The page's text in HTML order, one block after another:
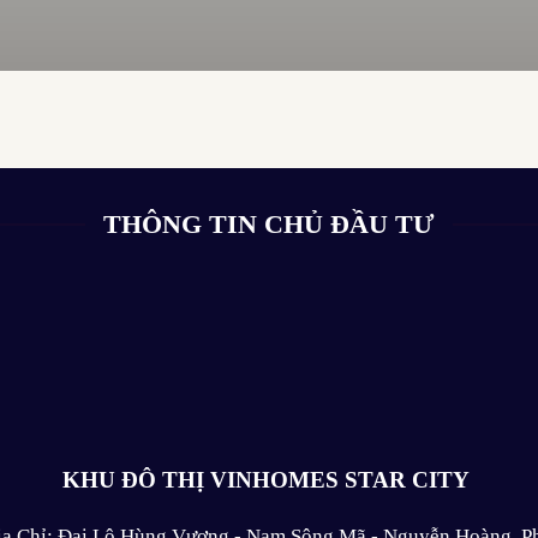
THÔNG TIN CHỦ ĐẦU TƯ
KHU ĐÔ THỊ VINHOMES STAR CITY